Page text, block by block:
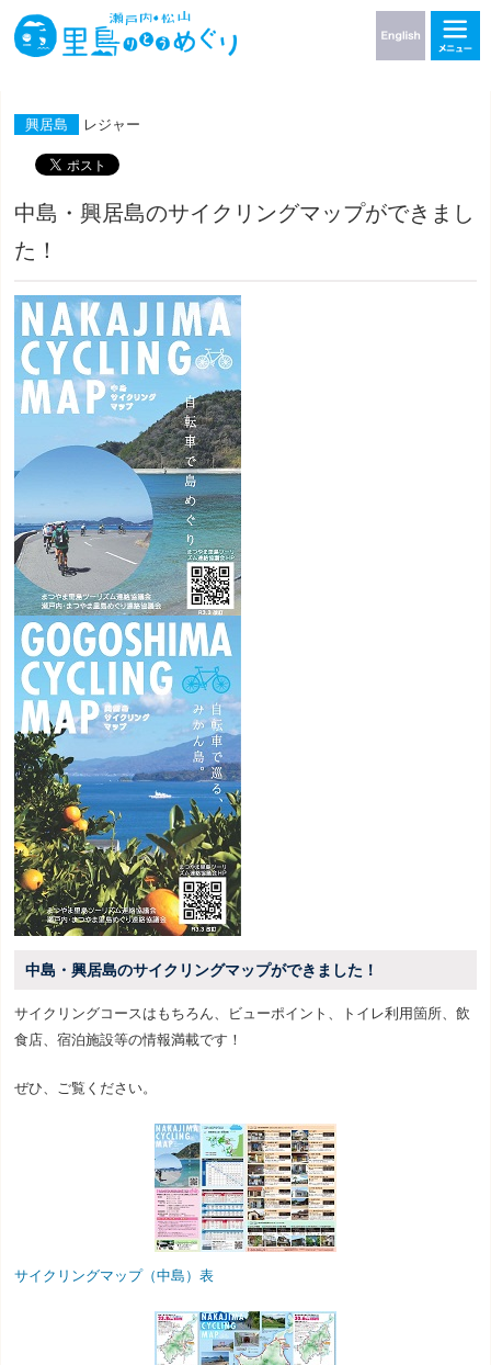
興居島 レジャー
中島・興居島のサイクリングマップができまし
た！
中島・興居島のサイクリングマップができました！
サイクリングコースはもちろん、ビューポイント、トイレ利用箇所、飲
食店、宿泊施設等の情報満載です！
ぜひ、ご覧ください。
サイクリングマップ（中島）表